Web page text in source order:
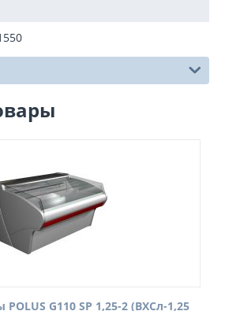
G110 SP 1,25-2 (ВХСл-1,25